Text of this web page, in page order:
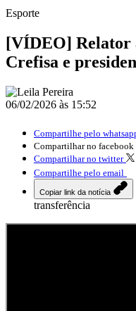
Esporte
[VÍDEO] Relator
Crefisa e
06/02/2026 às 15:52
Compartilhe pelo
Compartilhar no facebook
Compartilhar no twitter
Compartilhe pelo email
Copiar link da notícia
transferência